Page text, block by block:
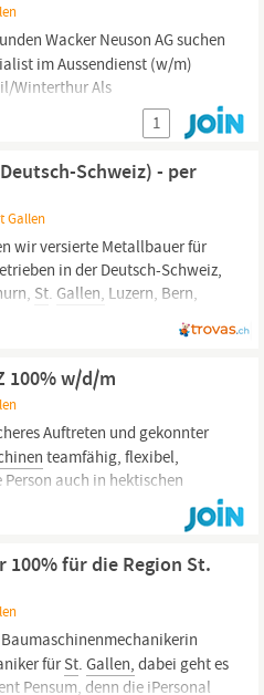
Wacker Neuson AG suchen
im Aussendienst (w/m)
Winterthur Als
Schnittstelle zwischen
Vermietung und internen
1
Schweiz) - per
Gallen
wir versierte Metallbauer für
in der Deutsch-Schweiz,
St. Gallen, Luzern, Bern,
wäre ab sofort möglich - je
Arbeitgeber.
100% w/d/m
Auftreten und gekonnter
teamfähig, flexibel,
auch in hektischen
in Wort und Schrift
Benefits Arbeitsort: 9403
100% für die Region St.
fürSt. Gallen, dabei geht es
Pensum, denn die iPersonal